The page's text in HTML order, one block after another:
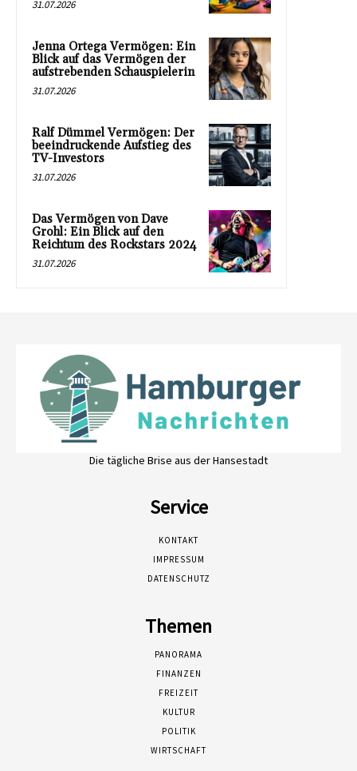
31.07.2026
Jenna Ortega Vermögen: Ein
Blick auf das Vermögen der
aufstrebenden Schauspielerin
31.07.2026
Ralf Dümmel Vermögen: Der
beeindruckende Aufstieg des
TV-Investors
31.07.2026
Das Vermögen von Dave
Grohl: Ein Blick auf den
Reichtum des Rockstars 2024
31.07.2026
Die tägliche Brise aus der Hansestadt
Service
KONTAKT
IMPRESSUM
DATENSCHUTZ
Themen
PANORAMA
FINANZEN
FREIZEIT
KULTUR
POLITIK
WIRTSCHAFT